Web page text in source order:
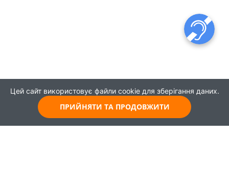
Цей сайт використовує файли cookie для зберігання даних.
ПРИЙНЯТИ ТА ПРОДОВЖИТИ